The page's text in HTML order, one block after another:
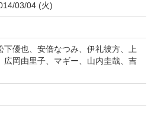
03/04 (火)
下優也、安倍なつみ、伊礼彼方、上
広岡由里子、マギー、山内圭哉、吉